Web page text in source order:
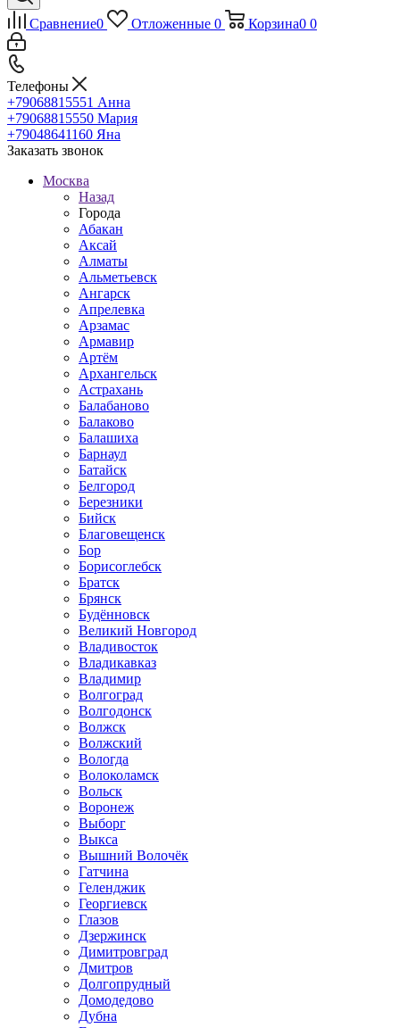
Сравнение0 Отложенные 0 Корзина0 0
Телефоны
+79068815551 Анна
+79068815550 Мария
+79048641160 Яна
Заказать звонок
Москва
Назад
Города
Абакан
Аксай
Алматы
Альметьевск
Ангарск
Апрелевка
Арзамас
Армавир
Артём
Архангельск
Астрахань
Балабаново
Балаково
Балашиха
Барнаул
Батайск
Белгород
Березники
Бийск
Благовещенск
Бор
Борисоглебск
Братск
Брянск
Будённовск
Великий Новгород
Владивосток
Владикавказ
Владимир
Волгоград
Волгодонск
Волжск
Волжский
Вологда
Волоколамск
Вольск
Воронеж
Выборг
Выкса
Вышний Волочёк
Гатчина
Геленджик
Георгиевск
Глазов
Дзержинск
Димитровград
Дмитров
Долгопрудный
Домодедово
Дубна